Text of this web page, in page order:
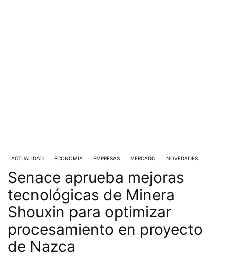
ACTUALIDAD ECONOMÍA EMPRESAS MERCADO NOVEDADES
Senace aprueba mejoras
tecnológicas de Minera
Shouxin para optimizar
procesamiento en proyecto
de Nazca